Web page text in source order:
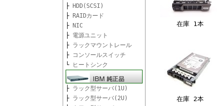
├ HDD(SCSI)
├ RAIDカード
├ NIC
├ 電源ユニット
├ ラックマウントレール
├ コンソールスイッチ
└ ヒートシンク
├ ラック型サーバ(1U)
├ ラック型サーバ(2U)
在庫 1本
在庫 2本